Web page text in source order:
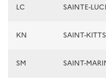
LC SAINTE-
KN SAINT-
SM SAINT-